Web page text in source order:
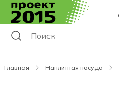
Главная Наплитная посуда